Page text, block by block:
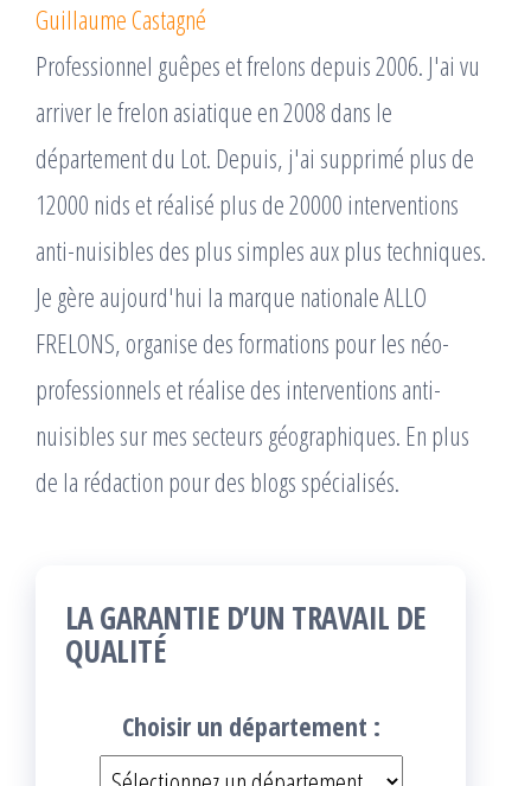
Guillaume Castagné
Professionnel guêpes et frelons depuis 2006. J'ai vu
arriver le frelon asiatique en 2008 dans le
département du Lot. Depuis, j'ai supprimé plus de
12000 nids et réalisé plus de 20000 interventions
anti-nuisibles des plus simples aux plus techniques.
Je gère aujourd'hui la marque nationale ALLO
FRELONS, organise des formations pour les néo-
professionnels et réalise des interventions anti-
nuisibles sur mes secteurs géographiques. En plus
de la rédaction pour des blogs spécialisés.
LA GARANTIE D’UN TRAVAIL DE
QUALITÉ
Choisir un département :